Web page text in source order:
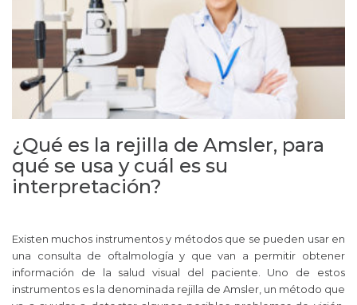
¿Qué es la rejilla de Amsler, para
qué se usa y cuál es su
interpretación?
Existen muchos instrumentos y métodos que se pueden usar en
una consulta de oftalmología y que van a permitir obtener
información de la salud visual del paciente. Uno de estos
instrumentos es la denominada rejilla de Amsler, un método que